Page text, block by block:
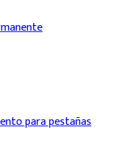
para pestañas